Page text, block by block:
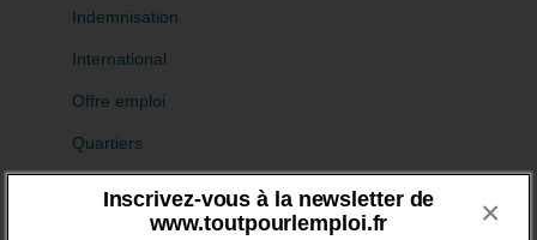
Inscrivez-vous à la newsletter de
www.toutpourlemploi.fr
×
Indemnisation
International
Offre emploi
Quartiers
Fiches pédagogiques